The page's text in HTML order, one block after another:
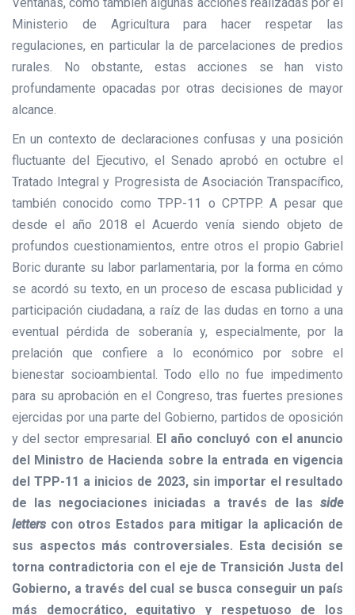
Ministerio de Agricultura para hacer respetar las
regulaciones, en particular la de parcelaciones de predios
rurales. No obstante, estas acciones se han visto
profundamente opacadas por otras decisiones de mayor
alcance.
En un contexto de declaraciones confusas y una posición
fluctuante del Ejecutivo, el Senado aprobó en octubre el
Tratado Integral y Progresista de Asociación Transpacífico,
también conocido como TPP-11 o CPTPP. A pesar que
desde el año 2018 el Acuerdo venía siendo objeto de
profundos cuestionamientos, entre otros el propio Gabriel
Boric durante su labor parlamentaria, por la forma en cómo
se acordó su texto, en un proceso de escasa publicidad y
participación ciudadana, a raíz de las dudas en torno a una
eventual pérdida de soberanía y, especialmente, por la
prelación que confiere a lo económico por sobre el
bienestar socioambiental. Todo ello no fue impedimento
para su aprobación en el Congreso, tras fuertes presiones
ejercidas por una parte del Gobierno, partidos de oposición
y del sector empresarial. El año concluyó con el anuncio
del Ministro de Hacienda sobre la entrada en vigencia
del TPP-11 a inicios de 2023, sin importar el resultado
de las negociaciones iniciadas a través de las side
letters con otros Estados para mitigar la aplicación de
sus aspectos más controversiales. Esta decisión se
torna contradictoria con el eje de Transición Justa del
Gobierno, a través del cual se busca conseguir un país
más democrático, equitativo y respetuoso de los